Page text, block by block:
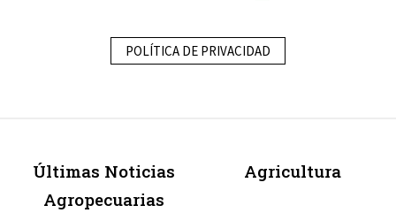
POLÍTICA DE PRIVACIDAD
Últimas Noticias
Agropecuarias
Agricultura